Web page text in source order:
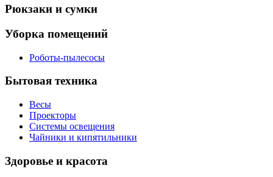
Рюкзаки и сумки
Уборка помещений
Роботы-пылесосы
Бытовая техника
Весы
Проекторы
Системы освещения
Чайники и кипятильники
Здоровье и красота